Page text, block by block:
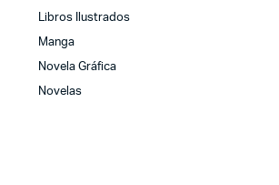
Libros Ilustrados
Manga
Novela Gráfica
Novelas